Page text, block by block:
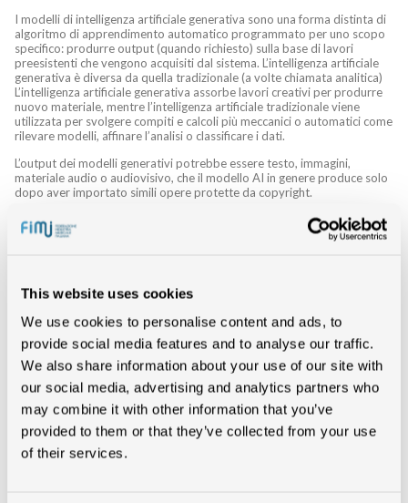
This website uses cookies
We use cookies to personalise content and ads, to
provide social media features and to analyse our traffic.
We also share information about your use of our site with
our social media, advertising and analytics partners who
may combine it with other information that you’ve
provided to them or that they’ve collected from your use
of their services.
I modelli di intelligenza artificiale generativa sono una forma distinta di
algoritmo di apprendimento automatico programmato per uno scopo
specifico: produrre output (quando richiesto) sulla base di lavori
preesistenti che vengono acquisiti dal sistema. L’intelligenza artificiale
generativa è diversa da quella tradizionale (a volte chiamata analitica)
L’intelligenza artificiale generativa assorbe lavori creativi per produrre
nuovo materiale, mentre l’intelligenza artificiale tradizionale viene
utilizzata per svolgere compiti e calcoli più meccanici o automatici come
rilevare modelli, affinare l’analisi o classificare i dati.
L’output dei modelli generativi potrebbe essere testo, immagini,
materiale audio o audiovisivo, che il modello AI in genere produce solo
dopo aver importato simili opere protette da copyright.
Queste attività della "fase di importazione" includono la raccolta (che
include lo scraping) e la curatela di opere protette da copyright a fini di
Intelligence Act), l’Unione europea ha l’opportunità unica di assumere
un ruolo guida a livello globale nella creazione di un quadro trasparente
ed efficace per l’AI, ma è opportuno definire con certezza alcune
caratteristiche alla quali si dovranno conformare le piattaforme.
Questo prescinde ovviamente dal tema dei contenuti creativi. La
trasparenza delle piattaforme riguarda diritti fondamentali dei cittadini.
Nel settore dell’industria creativa la capacità dei modelli di intelligenza
artificiale generativa di assimilare, copiare e appropriarsi di contenuti
protetti solleva nuove questioni per i titolari dei diritti.